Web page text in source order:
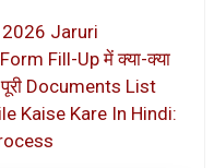
2026 Jaruri
Fill-Up में क्या-क्या
पूरी Documents List
Kaise Kare In Hindi: